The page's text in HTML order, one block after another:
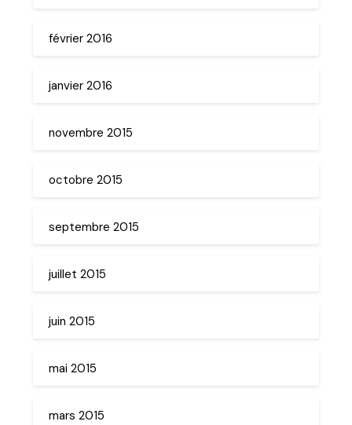
février 2016
janvier 2016
novembre 2015
octobre 2015
septembre 2015
juillet 2015
juin 2015
mai 2015
mars 2015